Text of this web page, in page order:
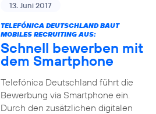
13. Juni 2017
TELEFÓNICA DEUTSCHLAND BAUT
MOBILES RECRUITING AUS:
Schnell bewerben mit
dem Smartphone
Telefónica Deutschland führt die
Bewerbung via Smartphone ein.
Durch den zusätzlichen digitalen